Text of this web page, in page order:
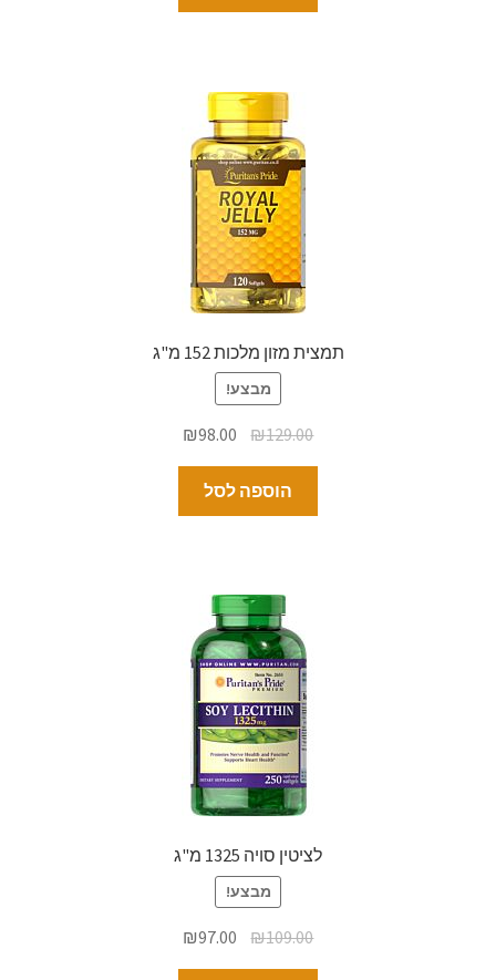
תמצית מזון מלכות 152 מ"ג
מבצע!
₪129.00
₪98.00
הוספה לסל
לציטין סויה 1325 מ"ג
מבצע!
₪109.00
₪97.00